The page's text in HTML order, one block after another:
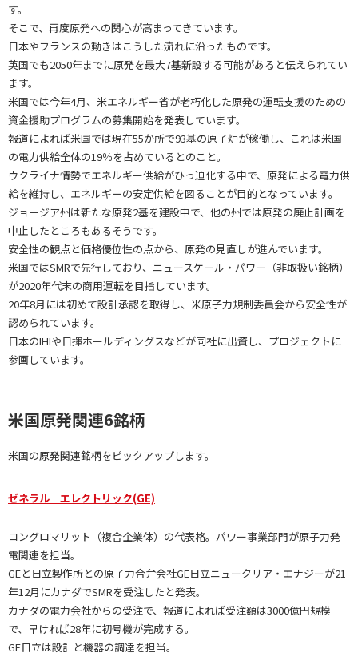
す。
そこで、再度原発への関心が高まってきています。
日本やフランスの動きはこうした流れに沿ったものです。
英国でも2050年までに原発を最大7基新設する可能があると伝えられてい
ます。
米国では今年4月、米エネルギー省が老朽化した原発の運転支援のための
資金援助プログラムの募集開始を発表しています。
報道によれば米国では現在55か所で93基の原子炉が稼働し、これは米国
の電力供給全体の19％を占めているとのこと。
ウクライナ情勢でエネルギー供給がひっ迫化する中で、原発による電力供
給を維持し、エネルギーの安定供給を図ることが目的となっています。
ジョージア州は新たな原発2基を建設中で、他の州では原発の廃止計画を
中止したところもあるそうです。
安全性の観点と価格優位性の点から、原発の見直しが進んでいます。
米国ではSMRで先行しており、ニュースケール・パワー（非取扱い銘柄）
が2020年代末の商用運転を目指しています。
20年8月には初めて設計承認を取得し、米原子力規制委員会から安全性が
認められています。
日本のIHIや日揮ホールディングスなどが同社に出資し、プロジェクトに
参画しています。
米国原発関連6銘柄
米国の原発関連銘柄をピックアップします。
ゼネラル エレクトリック(GE)
コングロマリット（複合企業体）の代表格。パワー事業部門が原子力発
電関連を担当。
GEと日立製作所との原子力合弁会社GE日立ニュークリア・エナジーが21
年12月にカナダでSMRを受注したと発表。
カナダの電力会社からの受注で、報道によれば受注額は3000億円規模
で、早ければ28年に初号機が完成する。
GE日立は設計と機器の調達を担当。